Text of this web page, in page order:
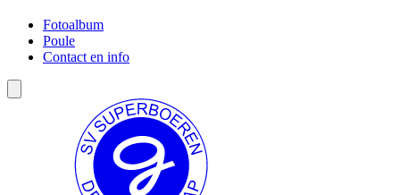
Fotoalbum
Poule
Contact en info